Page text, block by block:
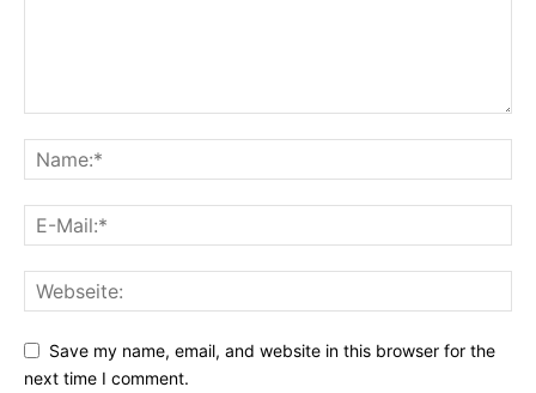
Save my name, email, and website in this browser for the
next time I comment.